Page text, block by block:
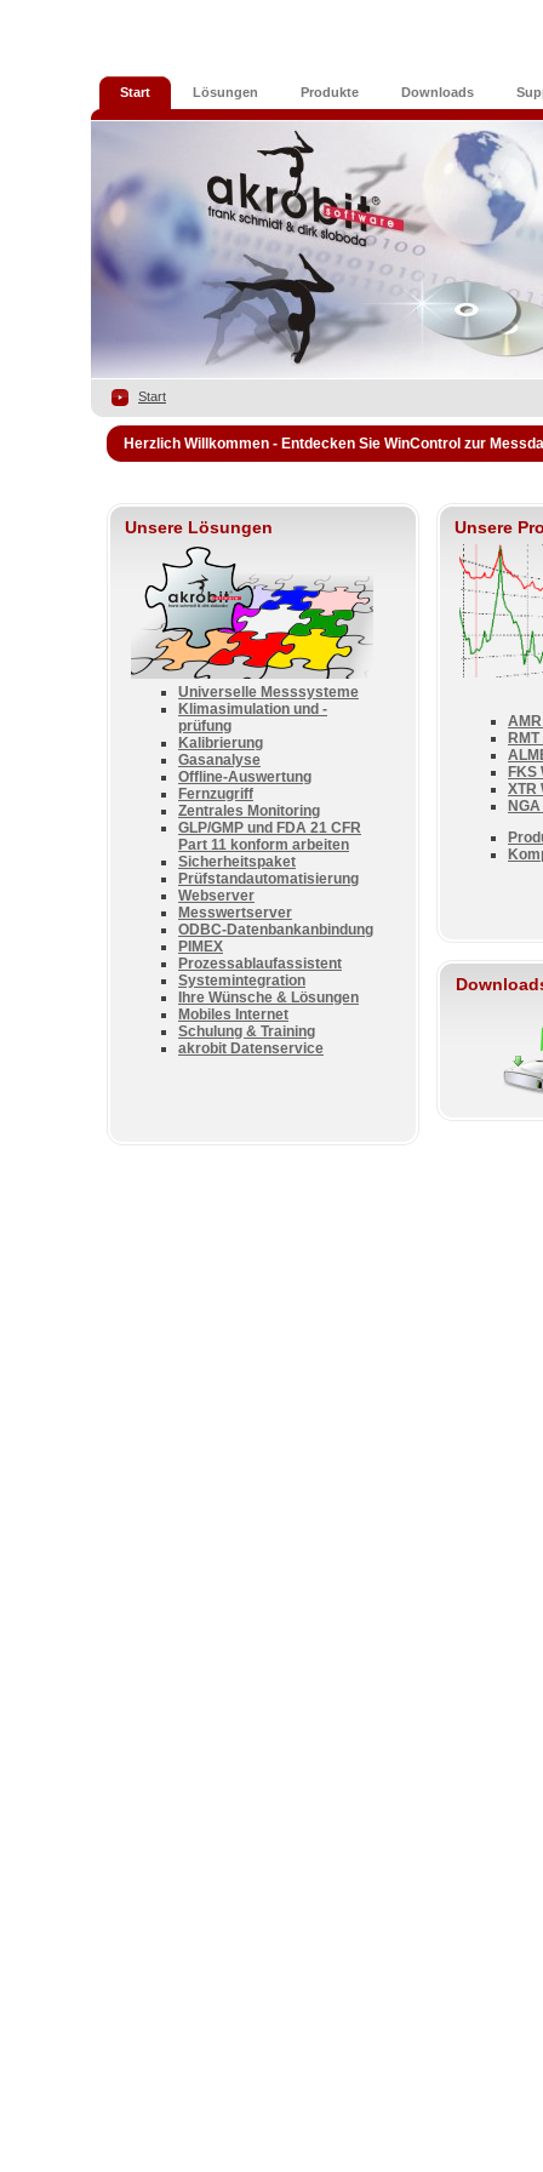
Start Lösungen Produkte Downloads
Start
Herzlich Willkommen - Entdecken Sie WinControl zur
Unsere Lösungen
Universelle Messsysteme
Klimasimulation und -
prüfung
Kalibrierung
Gasanalyse
Offline-Auswertung
Fernzugriff
Zentrales Monitoring
GLP/GMP und FDA 21 CFR
Part 11 konform arbeiten
Sicherheitspaket
Prüfstandautomatisierung
Webserver
Messwertserver
ODBC-Datenbankanbindung
PIMEX
Prozessablaufassistent
Systemintegration
Ihre Wünsche & Lösungen
Mobiles Internet
Schulung & Training
akrobit Datenservice
Unsere
FKS
XTR